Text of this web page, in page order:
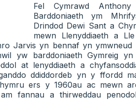
Fel Cymrawd
Barddoniaeth ym
Drindod Dewi Sant a
mewn Llenyddiaeth a
Jarvis yn bennaf yn ymwneud
yw barddoniaeth Gymreig
at lenyddiaeth a
ddiddordeb yn y ffordd
ers y 1960au ac mewn
fannau a thirweddau